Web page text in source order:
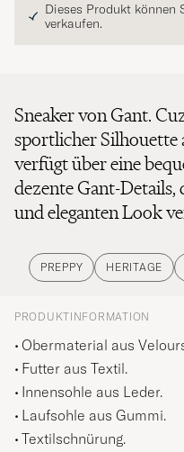
Dieses Produkt können
verkaufen.
Sneaker von Gant.
sportlicher Silhouette
verfügt über eine
dezente Gant-
und eleganten Look
PREPPY HERITAGE
PRODUKTINFORMATION
Obermaterial aus
Futter aus Textil.
Innensohle aus Leder.
Laufsohle aus Gummi.
Textilschnürung.